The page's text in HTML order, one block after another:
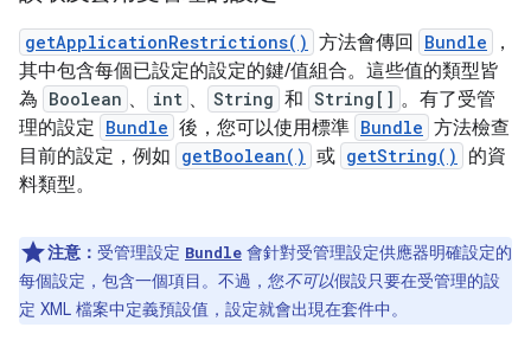
getApplicationRestrictions() 方法會傳回 Bundle
，
其中包含每個已設定的設定的鍵/值組合。這些值的類型皆
為 Boolean 、 int 、 String 和 String[] 。有了受管
理的設定 Bundle 後，您可以使用標準 Bundle 方法檢查
目前的設定，例如 getBoolean() 或 getString()
的資
料類型。
注意： 受管理設定 Bundle 會針對受管理設定供應器明確設定的
每個設定，包含一個項目。不過，您不可以假設只要在受管理的設
定 XML 檔案中定義預設值，設定就會出現在套件中。